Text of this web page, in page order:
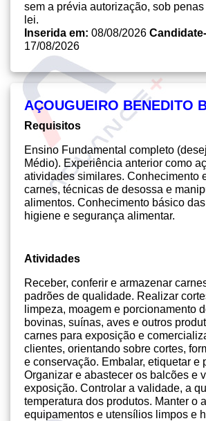
sem a prévia autorização, sob
lei.
Inserida em: 08/08/2026
17/08/2026
AÇOUGUEIRO BENEDITO
Requisitos
Ensino Fundamental completo
Médio). Experiência anterior como
atividades similares. Conhecimento
carnes, técnicas de desossa e
alimentos. Conhecimento básico
higiene e segurança alimentar.
Atividades
Receber, conferir e armazenar
padrões de qualidade. Realizar
limpeza, moagem e porcionamento
bovinas, suínas, aves e outros
carnes para exposição e
clientes, orientando sobre cortes,
e conservação. Embalar, etiquetar e
Organizar e abastecer os balcões e
exposição. Controlar a validade, a
temperatura dos produtos. Manter o
equipamentos e utensílios limpos e